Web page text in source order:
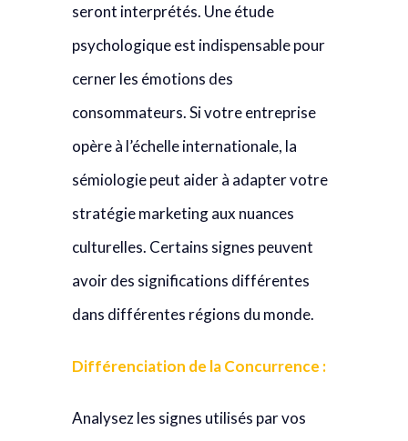
seront interprétés. Une étude
psychologique est indispensable pour
cerner les émotions des
consommateurs. Si votre entreprise
opère à l’échelle internationale, la
sémiologie peut aider à adapter votre
stratégie marketing aux nuances
culturelles. Certains signes peuvent
avoir des significations différentes
dans différentes régions du monde.
Différenciation de la Concurrence :
Analysez les signes utilisés par vos